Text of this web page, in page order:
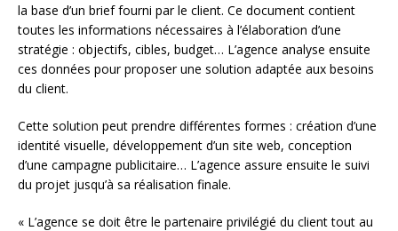
la base d’un brief fourni par le client. Ce document contient
toutes les informations nécessaires à l’élaboration d’une
stratégie : objectifs, cibles, budget… L’agence analyse ensuite
ces données pour proposer une solution adaptée aux besoins
du client.
Cette solution peut prendre différentes formes : création d’une
identité visuelle, développement d’un site web, conception
d’une campagne publicitaire… L’agence assure ensuite le suivi
du projet jusqu’à sa réalisation finale.
« L’agence se doit être le partenaire privilégié du client tout au